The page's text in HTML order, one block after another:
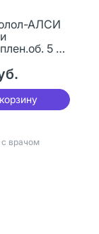
АЛСИ
5 мг
с врачом